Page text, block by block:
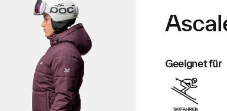
Geeignet für